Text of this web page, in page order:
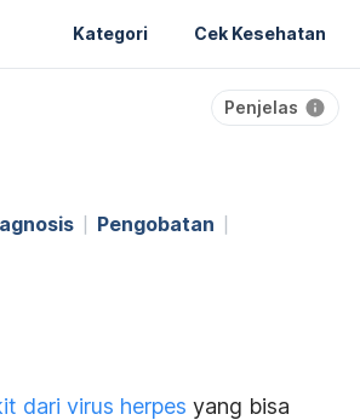
Kategori Cek Kesehatan
Penjelas
Pengobatan
dari virus herpes yang bisa